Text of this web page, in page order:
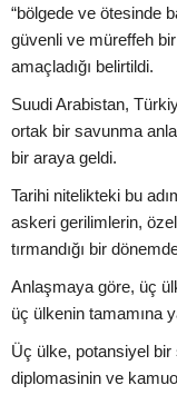
“bölgede ve ötesinde
güvenli ve müreffeh
amaçladığı belirtildi.
Suudi Arabistan,
ortak bir savunma
bir araya geldi.
Tarihi nitelikteki bu
askeri gerilimlerin,
tırmandığı bir
Anlaşmaya göre, üç
üç ülkenin tamamına
Üç ülke, potansiyel bir
diplomasinin ve